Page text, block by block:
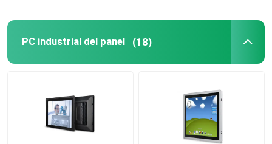
PC industrial del panel (18)